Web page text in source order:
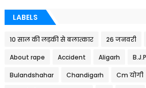
LABELS
10 साल की लड़की से बलात्कार 26 जनवरी
About rape Accident Aligarh B.J.P
Bulandshahar Chandigarh Cm योगी